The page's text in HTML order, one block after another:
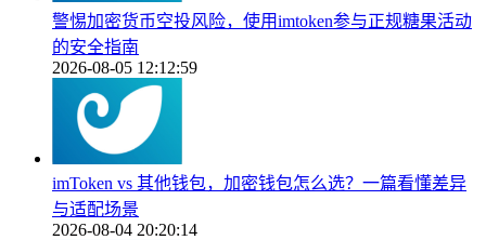
警惕加密货币空投风险，使用imtoken参与正规糖果活动
的安全指南
2026-08-05 12:12:59
imToken vs 其他钱包，加密钱包怎么选？一篇看懂差异
与适配场景
2026-08-04 20:20:14